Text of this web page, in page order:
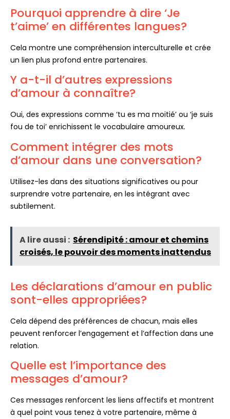
Pourquoi apprendre à dire ‘Je
t’aime’ en différentes langues?
Cela montre une compréhension interculturelle et crée
un lien plus profond entre partenaires.
Y a-t-il d’autres expressions
d’amour à connaître?
Oui, des expressions comme ‘tu es ma moitié’ ou ‘je suis
fou de toi’ enrichissent le vocabulaire amoureux.
Comment intégrer des mots
d’amour dans une conversation?
Utilisez-les dans des situations significatives ou pour
surprendre votre partenaire, en les intégrant avec
subtilement.
A lire aussi : Sérendipité : amour et chemins
croisés, le pouvoir des moments inattendus
Les déclarations d’amour en public
sont-elles appropriées?
Cela dépend des préférences de chacun, mais elles
peuvent renforcer l’engagement et l’affection dans une
relation.
Quelle est l’importance des
messages d’amour?
Ces messages renforcent les liens affectifs et montrent
à quel point vous tenez à votre partenaire, même à